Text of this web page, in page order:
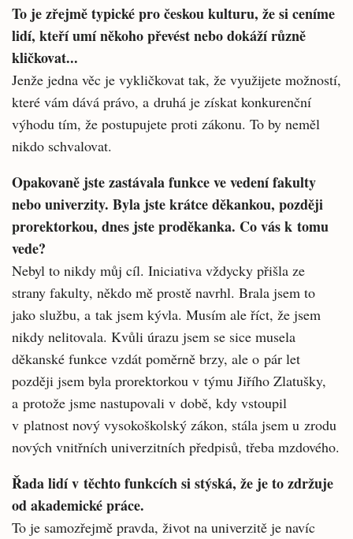
To je zřejmě typické pro českou kulturu, že si ceníme
lidí, kteří umí někoho převést nebo dokáží různě
kličkovat...
Jenže jedna věc je vykličkovat tak, že využi­jete možností,
které vám dává právo, a druhá je získat konkurenční
výhodu tím, že postupujete proti zákonu. To by neměl
nikdo schvalovat.
Opakovaně jste zastávala funkce ve ve­dení fakulty
nebo univerzity. Byla jste krátce děkankou, později
prorektorkou, dnes jste proděkanka. Co vás k tomu
vede?
Nebyl to nikdy můj cíl. Iniciativa vždycky přišla ze
strany fakulty, někdo mě prostě navr­hl. Brala jsem to
jako službu, a tak jsem kývla. Musím ale říct, že jsem
nikdy nelitovala. Kvůli úrazu jsem se sice musela
děkanské funkce vzdát poměrně brzy, ale o pár let
později jsem byla prorektorkou v týmu Jiřího Zlatušky,
a protože jsme nastupovali v době, kdy vstou­pil
v platnost nový vysokoškolský zákon, stála jsem u zrodu
nových vnitřních univerzitních předpisů, třeba mzdového.
Řada lidí v těchto funkcích si stýská, že je to zdržuje
od akademické práce.
To je samozřejmě pravda, život na univerzitě je navíc